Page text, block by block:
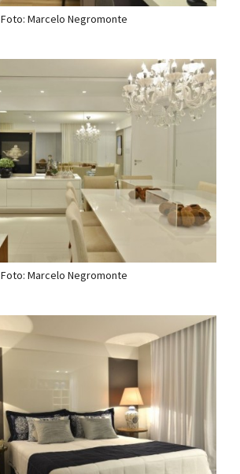
Foto: Marcelo Negromonte
Foto: Marcelo Negromonte